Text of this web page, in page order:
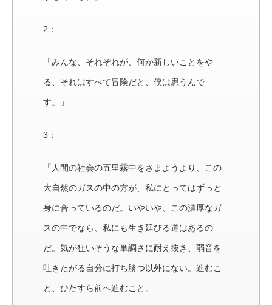
2：
「みんな、それぞれが、何か新しいことをや
る、それはすべて冒険だと、僕は思うんで
す。」
3：
「人間の社会の五里霧中をさまようより、この
大自然のガスの中の方が、私にとってはずっと
身に合っているのだ。いやいや、この濃厚なガ
スの中でなら、私にも生き延びる道はあるの
だ。気が狂いそうな単調さに耐え抜き、弱音を
吐きたがる自分に打ち勝つ以外にない。進むこ
と、ひたすら前へ進むこと。